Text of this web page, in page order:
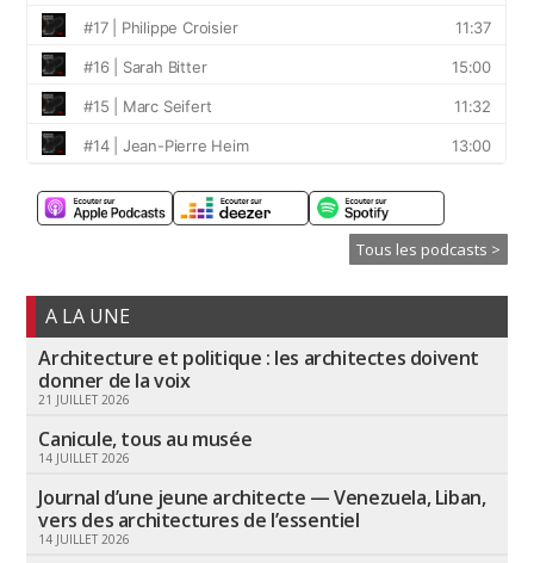
Tous les podcasts >
A LA UNE
Architecture et politique : les architectes doivent
donner de la voix
21 JUILLET 2026
Canicule, tous au musée
14 JUILLET 2026
Journal d’une jeune architecte — Venezuela, Liban,
vers des architectures de l’essentiel
14 JUILLET 2026